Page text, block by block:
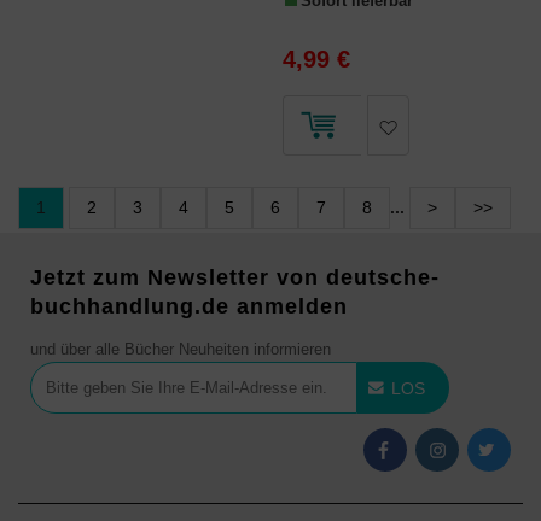
4,99 €
1 2 3 4 5 6 7 8 ... > >>
Jetzt zum Newsletter von deutsche-
buchhandlung.de anmelden
und über alle Bücher Neuheiten informieren
LOS